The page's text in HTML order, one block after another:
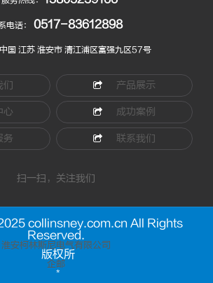
电话： 0517-83612898
国 江苏 淮安市 清江浦区富强九区57号
们 产品展示
心 成功案例
务 联系我们
扫一扫，关注我们
collinsney.com.cn All Rights
Reserved.
淮安柯林斯尼电气有限公司
版权所
企邮
*